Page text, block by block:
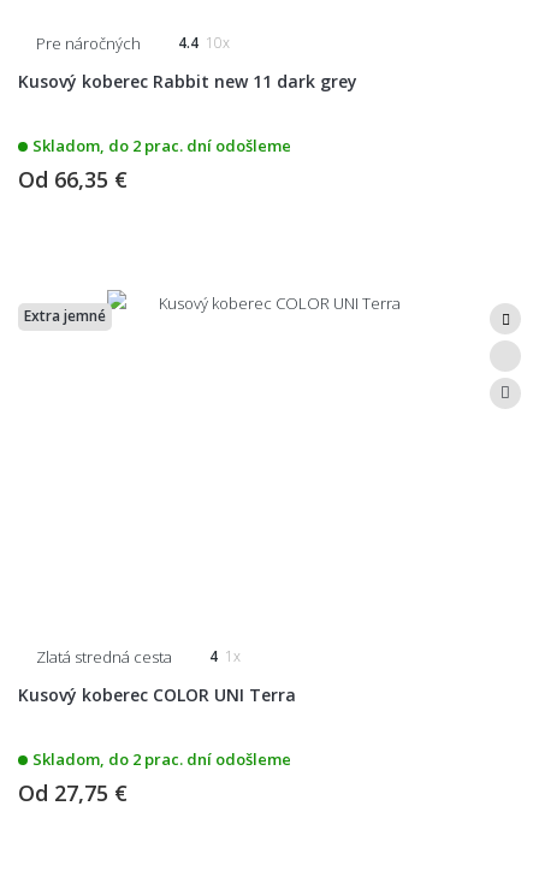
Pre náročných 4.4 10x
Kusový koberec Rabbit new 11 dark grey
Skladom, do 2 prac. dní odošleme
Od 66,35 €
Extra jemné
Zlatá stredná cesta 4 1x
Kusový koberec COLOR UNI Terra
Skladom, do 2 prac. dní odošleme
Od 27,75 €